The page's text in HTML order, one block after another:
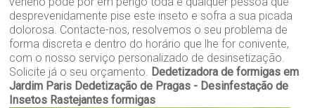
desprevenidamente pise este inseto e sofra a sua picada
dolorosa. Contacte-nos, resolvemos o seu problema de
forma discreta e dentro do horário que lhe for conivente,
com o nosso serviço personalizado de desinsetização.
Solicite já o seu orçamento. Dedetizadora de formigas em
Jardim Paris Dedetização de Pragas - Desinfestação de
Insetos Rastejantes formigas